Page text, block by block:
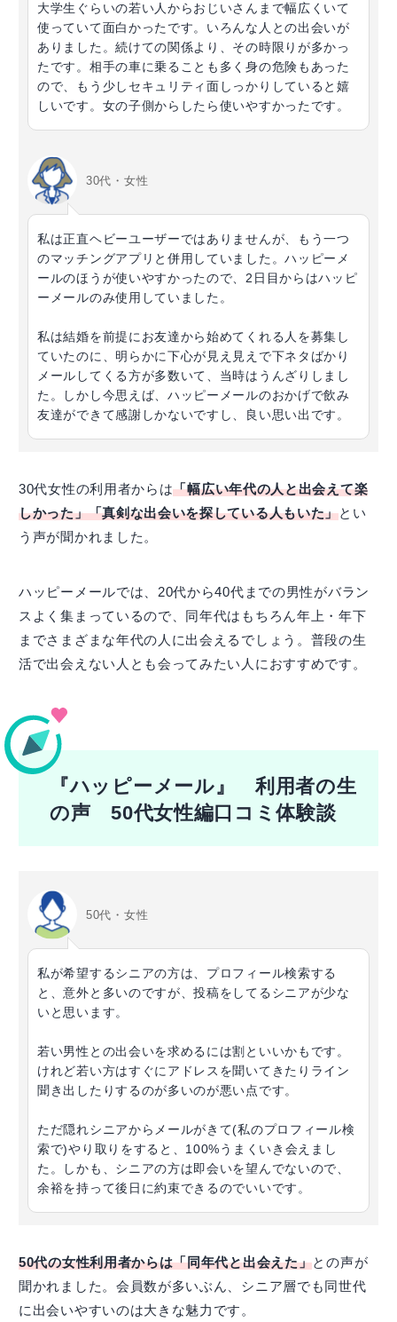
大学生ぐらいの若い人からおじいさんまで幅広くいて
使っていて面白かったです。いろんな人との出会いが
ありました。続けての関係より、その時限りが多かっ
たです。相手の車に乗ることも多く身の危険もあった
ので、もう少しセキュリティ面しっかりしていると嬉
しいです。女の子側からしたら使いやすかったです。
30代・女性
私は正直ヘビーユーザーではありませんが、もう一つ
のマッチングアプリと併用していました。ハッピーメ
ールのほうが使いやすかったので、2日目からはハッピ
ーメールのみ使用していました。
私は結婚を前提にお友達から始めてくれる人を募集し
ていたのに、明らかに下心が見え見えで下ネタばかり
メールしてくる方が多数いて、当時はうんざりしまし
た。しかし今思えば、ハッピーメールのおかげで飲み
友達ができて感謝しかないですし、良い思い出です。
30代女性の利用者からは「幅広い年代の人と出会えて楽
しかった」「真剣な出会いを探している人もいた」とい
う声が聞かれました。
ハッピーメールでは、20代から40代までの男性がバラン
スよく集まっているので、同年代はもちろん年上・年下
までさまざまな年代の人に出会えるでしょう。普段の生
活で出会えない人とも会ってみたい人におすすめです。
『ハッピーメール』 利用者の生
の声 50代女性編口コミ体験談
50代・女性
私が希望するシニアの方は、プロフィール検索する
と、意外と多いのですが、投稿をしてるシニアが少な
いと思います。
若い男性との出会いを求めるには割といいかもです。
けれど若い方はすぐにアドレスを聞いてきたりライン
聞き出したりするのが多いのが悪い点です。
ただ隠れシニアからメールがきて(私のプロフィール検
索で)やり取りをすると、100%うまくいき会えまし
た。しかも、シニアの方は即会いを望んでないので、
余裕を持って後日に約束できるのでいいです。
50代の女性利用者からは「同年代と出会えた」との声が
聞かれました。会員数が多いぶん、シニア層でも同世代
に出会いやすいのは大きな魅力です。